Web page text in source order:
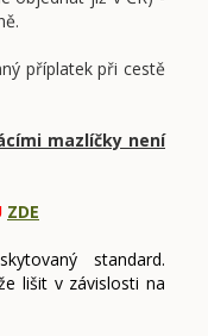
příplatek při cestě
mazlíčky není
ZDE
standard.
lišit v závislosti na